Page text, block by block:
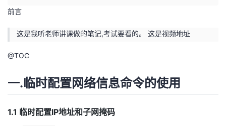
页
开
发
前言
这是我听老师讲课做的笔记,考试要看的。 这是视频地址
@TOC
一.临时配置网络信息命令的使用
1.1 临时配置IP地址和子网掩码